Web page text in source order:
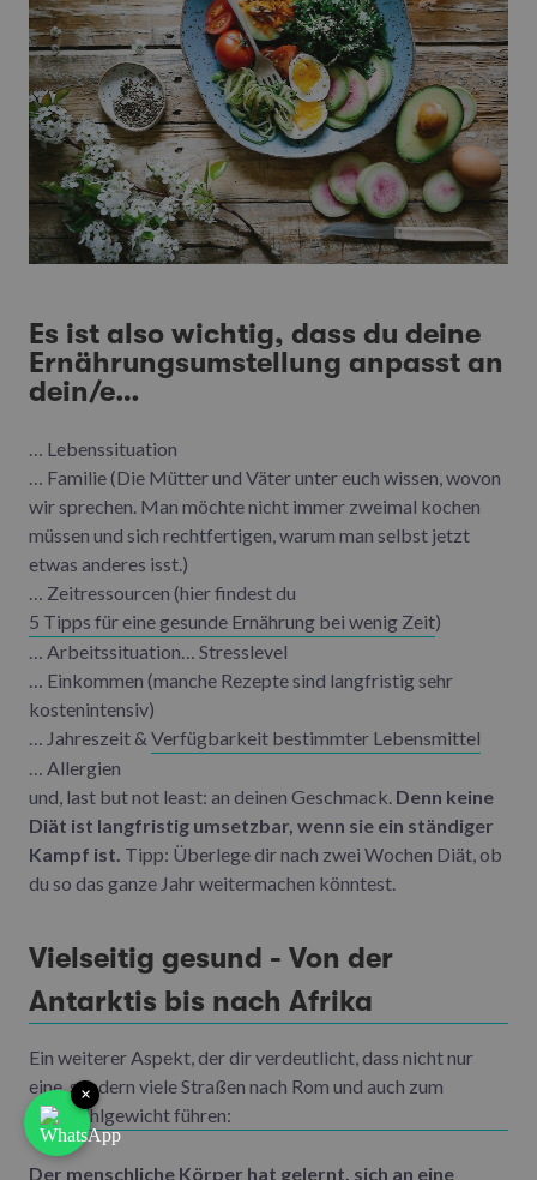
Es ist also wichtig, dass du deine
Ernährungsumstellung anpasst an
dein/e…
… Lebenssituation
… Familie (Die Mütter und Väter unter euch wissen, wovon
wir sprechen. Man möchte nicht immer zweimal kochen
müssen und sich rechtfertigen, warum man selbst jetzt
etwas anderes isst.)
… Zeitressourcen (hier findest du
5 Tipps für eine gesunde Ernährung bei wenig Zeit)
… Arbeitssituation… Stresslevel
… Einkommen (manche Rezepte sind langfristig sehr
kostenintensiv)
… Jahreszeit & Verfügbarkeit bestimmter Lebensmittel
… Allergien
und, last but not least: an deinen Geschmack. Denn keine
Diät ist langfristig umsetzbar, wenn sie ein ständiger
Kampf ist. Tipp: Überlege dir nach zwei Wochen Diät, ob
du so das ganze Jahr weitermachen könntest.
Vielseitig gesund - Von der
Antarktis bis nach Afrika
Ein weiterer Aspekt, der dir verdeutlicht, dass nicht nur
eine, sondern viele Straßen nach Rom und auch zum
Wohlfühlgewicht führen:
Der menschliche Körper hat gelernt, sich an eine
×